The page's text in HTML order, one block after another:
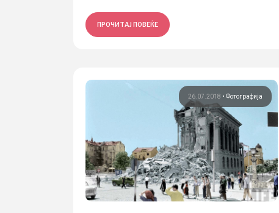
ПРОЧИТАЈ ПОВЕЌЕ
26.07.2018 •Фотографија